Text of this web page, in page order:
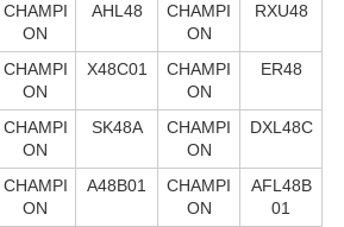
CHAMPI
ON
AHL48
CHAMPI
ON
RXU48
CHAMPI
ON
X48C01
CHAMPI
ON
ER48
CHAMPI
ON
SK48A
CHAMPI
ON
DXL48C
CHAMPI
ON
A48B01
CHAMPI
ON
AFL48B
01